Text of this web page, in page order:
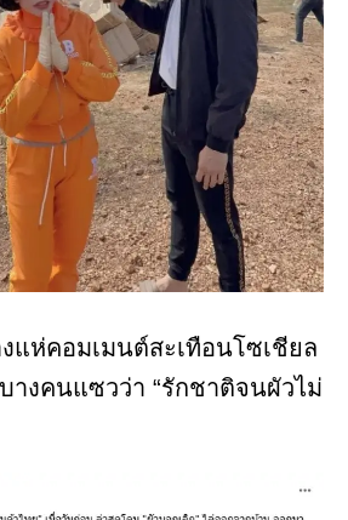
แห่คอมเมนต์สะเทือนโซเชียล
างคนแซวว่า “รักชาติจนผัวไม่